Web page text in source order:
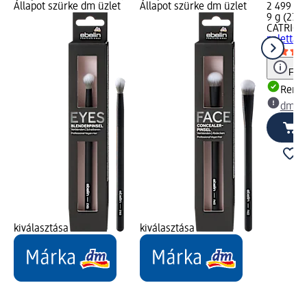
Állapot szürke dm üzlet
kiválasztása
Állapot szürke dm üzlet
kiválasztása
2 499 Ft
9 g
CATRICE
paletta,
dm